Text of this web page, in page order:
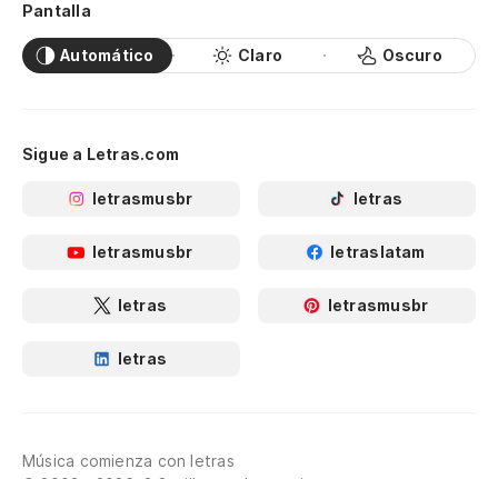
Pantalla
Automático Claro Oscuro
Sigue a Letras.com
letrasmusbr letras
letrasmusbr letraslatam
letras letrasmusbr
letras
Música comienza con letras